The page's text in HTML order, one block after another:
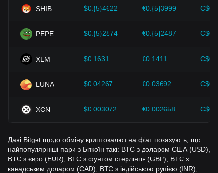
змінами в ціні Bitcoin і коригувати свої інвестиційні
SHIB $0.{5}4622 €0.{5}3999
PEPE $0.{5}2874 €0.{5}2487
XLM $0.1631 €0.1411
LUNA $0.04267 €0.03692
XCN $0.003072 €0.002658
Дані Bitget щодо обміну криптовалют на фіат показують, що
найпопулярніші пари з Біткоїн такі: BTC з доларом США (USD),
BTC з євро (EUR), BTC з фунтом стерлінгів (GBP), BTC з
канадським доларом (CAD), BTC з індійською рупією (INR),